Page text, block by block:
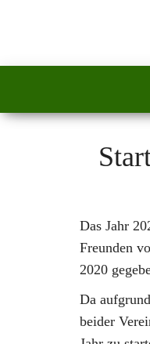
Das Jahr
Freunden
2020
Da
beider